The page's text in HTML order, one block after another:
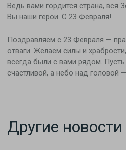
Ведь вами гордится страна, вся
Вы наши герои. С 23 Февраля!
Поздравляем с 23 Февраля —
отваги. Желаем силы и
всегда были с вами рядом.
счастливой, а небо над
Другие новости